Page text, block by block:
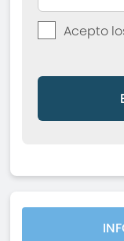
Acepto